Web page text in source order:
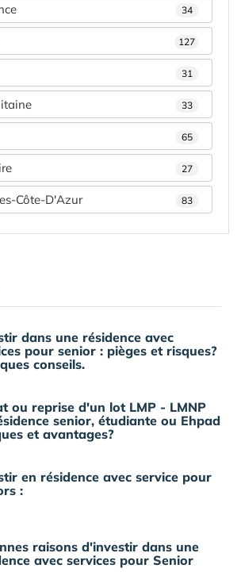
34
127
31
33
65
27
Côte-D'Azur 83
dans une résidence avec
pour senior : pièges et risques?
conseils.
ou reprise d'un lot LMP - LMNP
senior, étudiante ou Ehpad
et avantages?
en résidence avec service pour
:
raisons d'investir dans une
avec services pour Senior